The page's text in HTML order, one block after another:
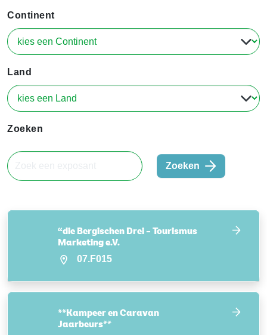
Continent
Land
Zoeken
Zoeken
“die Bergischen Drei – Tourismus
Marketing e.V.
07.F015
**Kampeer en Caravan
Jaarbeurs**